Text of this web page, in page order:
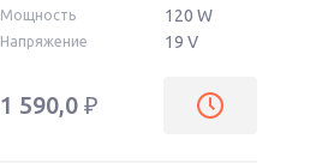
Мощность 120 W
Напряжение 19 V
1 590,0 ₽